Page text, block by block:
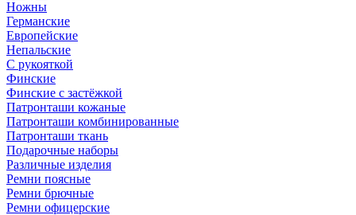
Ножны
Германские
Европейские
Непальские
С рукояткой
Финские
Финские с застёжкой
Патронташи кожаные
Патронташи комбинированные
Патронташи ткань
Подарочные наборы
Различные изделия
Ремни поясные
Ремни брючные
Ремни офицерские